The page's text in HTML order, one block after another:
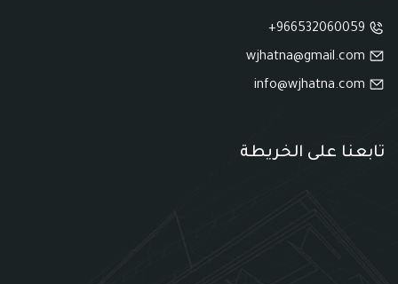
تابعنا على الخريطة